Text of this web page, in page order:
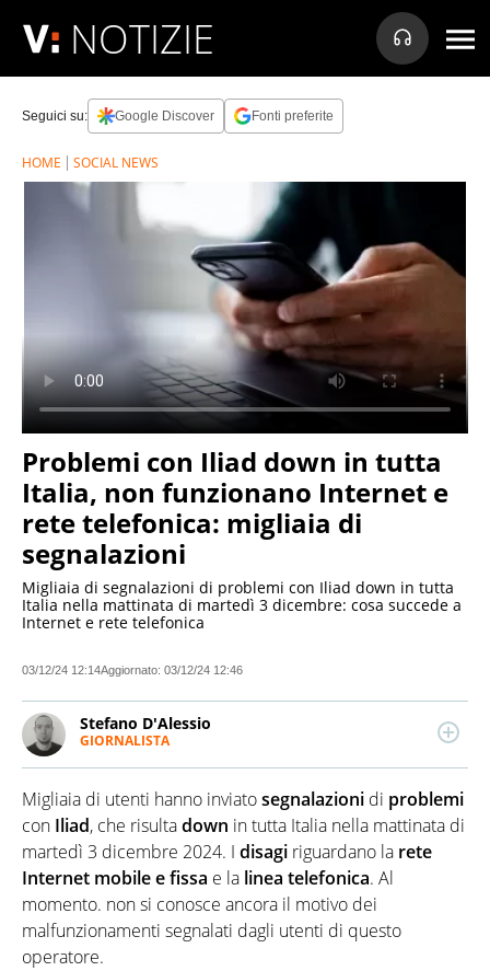
NOTIZIE
Seguici su: Google Discover Fonti preferite
HOME SOCIAL NEWS
Problemi con Iliad down in tutta
Italia, non funzionano Internet e
rete telefonica: migliaia di
segnalazioni
Migliaia di segnalazioni di problemi con Iliad down in tutta
Italia nella mattinata di martedì 3 dicembre: cosa succede a
Internet e rete telefonica
03/12/24 12:14Aggiornato: 03/12/24 12:46
Stefano D'Alessio
GIORNALISTA
anche di attualità, cronaca e politica. Ha collaborato
con importanti testate e programmi radio e tv, a
livello nazionale e locale.
Migliaia di utenti hanno inviatosegnalazioni di problemi
con Iliad, che risultadown in tutta Italia nella mattinata di
martedì 3 dicembre 2024. I disagi riguardano la rete
Internet mobile e fissa e la linea telefonica. Al
momento. non si conosce ancora il motivo dei
malfunzionamenti segnalati dagli utenti di questo
operatore.